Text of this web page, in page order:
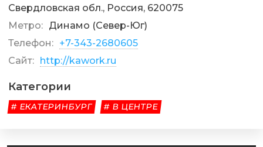
Свердловская обл., Россия, 620075
Метро: Динамо (Север-Юг)
Телефон: +7-343-2680605
Сайт: http://kawork.ru
Категории
# ЕКАТЕРИНБУРГ # В ЦЕНТРЕ